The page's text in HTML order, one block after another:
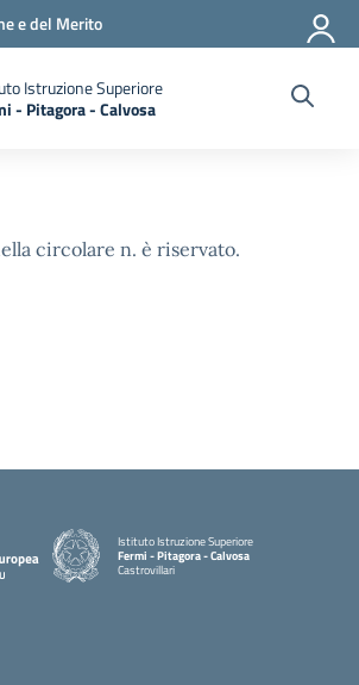
e del Merito
Istruzione Superiore
- Pitagora - Calvosa
la pagina iniziale della scuola
circolare n. è riservato.
Istituto Istruzione Superiore
Fermi - Pitagora - Calvosa
Castrovillari